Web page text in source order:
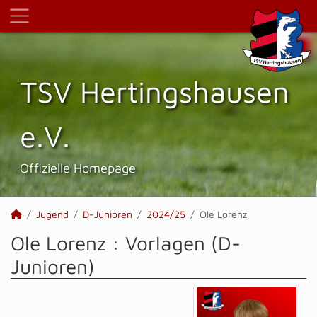
TSV Hertings­hausen
e.V.
Offizielle Homepage
Jugend D-Junioren 2024/25 Ole Lorenz
Ole Lorenz : Vorlagen (D-
Junioren)